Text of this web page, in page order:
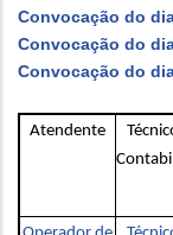
Convocação do
Convocação do
Convocação do
Atendente